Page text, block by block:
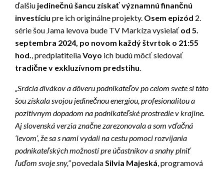
ďalšiu jedinečnú šancu získať významnú finančnú
investíciu pre ich originálne projekty. Osem epizód 2.
série šou Jama levova bude TV Markíza vysielaťod 5.
septembra 2024, po novom každý štvrtok o 21:55
hod., predplatiteliaVoyo ich budú môcť sledovať
tradične v exkluzívnom predstihu.
„Srdcia divákov a dôveru podnikateľov po celom svete si táto
šou získala svojou jedinečnou energiou, profesionalitou a
pozitívnym dopadom na podnikateľské prostredie v krajine.
Aj slovenská verzia značne zarezonovala a som vďačná
‘levom’, že sa s nami vydali na cestu pomoci rozvíjania
podnikateľských možností pre účastníkov a snahy plniť
ľuďom svoje sny,“povedalaSilvia Majeská, programová